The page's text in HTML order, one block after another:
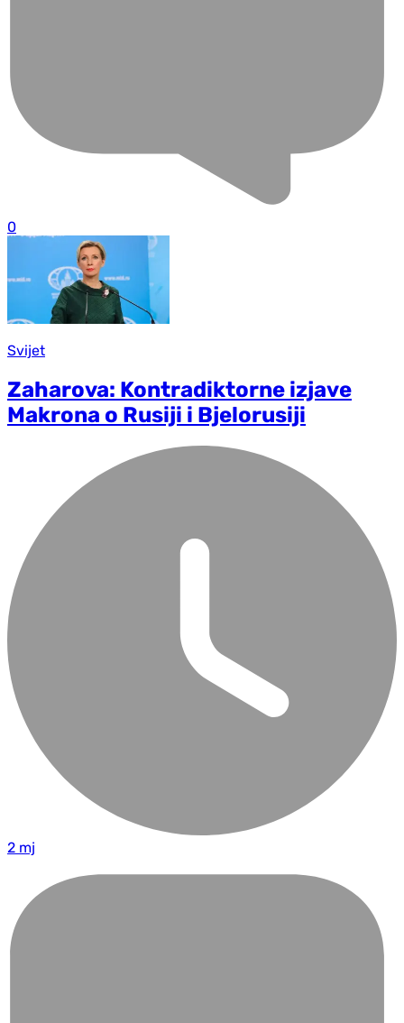
0
Svijet
Zaharova: Kontradiktorne izjave
Makrona o Rusiji i Bjelorusiji
2 mj